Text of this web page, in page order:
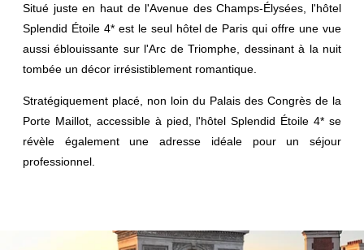
Situé juste en haut de l'Avenue des Champs-Élysées, l'hôtel
Splendid Étoile 4* est le seul hôtel de Paris qui offre une vue
aussi éblouissante sur l'Arc de Triomphe, dessinant à la nuit
tombée un décor irrésistiblement romantique.
Stratégiquement placé, non loin du Palais des Congrès de la
Porte Maillot, accessible à pied, l'hôtel Splendid Étoile 4* se
révèle également une adresse idéale pour un séjour
professionnel.